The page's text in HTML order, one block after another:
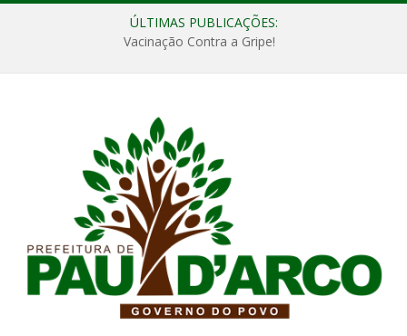
ÚLTIMAS PUBLICAÇÕES:
Vacinação Contra a Gripe!